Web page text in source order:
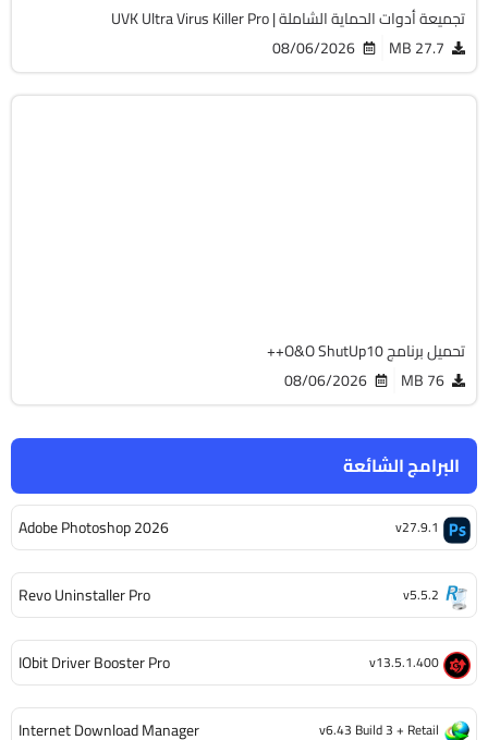
البرامج الشائعة
Adobe Photoshop 2026 v27.9.1
Revo Uninstaller Pro v5.5.2
IObit Driver Booster Pro v13.5.1.400
Internet Download Manager v6.43 Build 3 + Retail
تجميعة أدوات الحماية الشاملة | UVK Ultra Virus Killer Pro
27.7 MB
08/06/2026
تحميل برنامج O&O ShutUp10++
76 MB
08/06/2026